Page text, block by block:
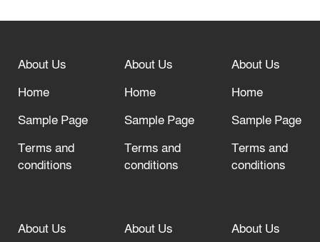
“অসহযোগ” আন্দোলনের হুমকি
দরজা খোলা রেখেছেন
About Us
Home
Sample Page
Terms and
conditions
About Us
Home
Sample Page
Terms and
conditions
About Us
Home
Sample Page
Terms and
conditions
About Us
About Us
About Us